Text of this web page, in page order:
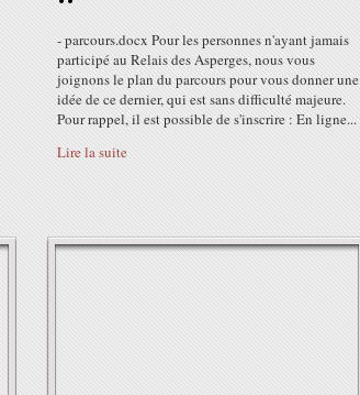
- parcours.docx Pour les personnes n'ayant jamais
participé au Relais des Asperges, nous vous
joignons le plan du parcours pour vous donner une
idée de ce dernier, qui est sans difficulté majeure.
Pour rappel, il est possible de s'inscrire : En ligne...
Lire la suite